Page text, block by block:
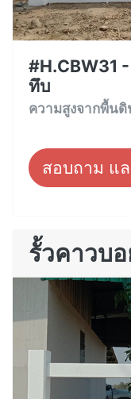
#H.CBW31
ทึบ
ความสูงจากพื้นดิ
สอบถาม แล
รั้วคาวบ